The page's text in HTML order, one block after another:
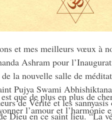
et mes meilleurs vœux à
Ashram pour
la nouvelle salle de
Pujya Swami
de Vérité et les
Dieu en ce saint lieu. “La
que de plus en plus de
l’amour et l’harmonie